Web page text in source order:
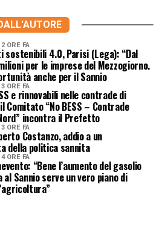
2 ORE FA
sostenibili 4.0, Parisi (Lega): “Dal
per le imprese del Mezzogiorno.
anche per il Sannio
3 ORE FA
e rinnovabili nelle contrade di
Comitato “No BESS – Contrade
incontra il Prefetto
3 ORE FA
Costanzo, addio a un
della politica sannita
4 ORE FA
“Bene l’aumento del gasolio
al Sannio serve un vero piano di